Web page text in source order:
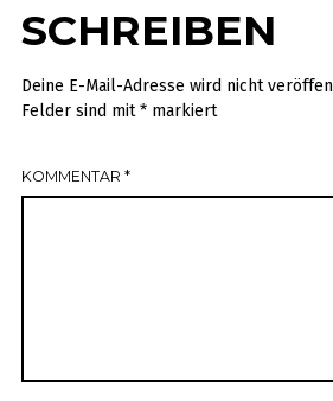
SCHREIBEN
Deine E-Mail-Adresse wird nicht
Felder sind mit*markiert
KOMMENTAR *